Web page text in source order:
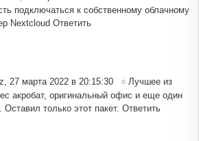
подключаться к собственному облачному
Nextcloud Ответить
, 27 марта 2022 в 20:15:30 # Лучшее из
акробат, оригинальный офис и еще один
Оставил только этот пакет. Ответить